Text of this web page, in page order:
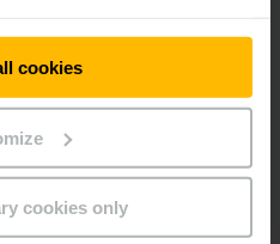
cookies
cookies only
Kunden frühzeitig in die
Elektrostaplers mit
mit Kunden
Technologie künftig sinnvoll
lässt“, so Schiller. „Der
Startpunkt.“